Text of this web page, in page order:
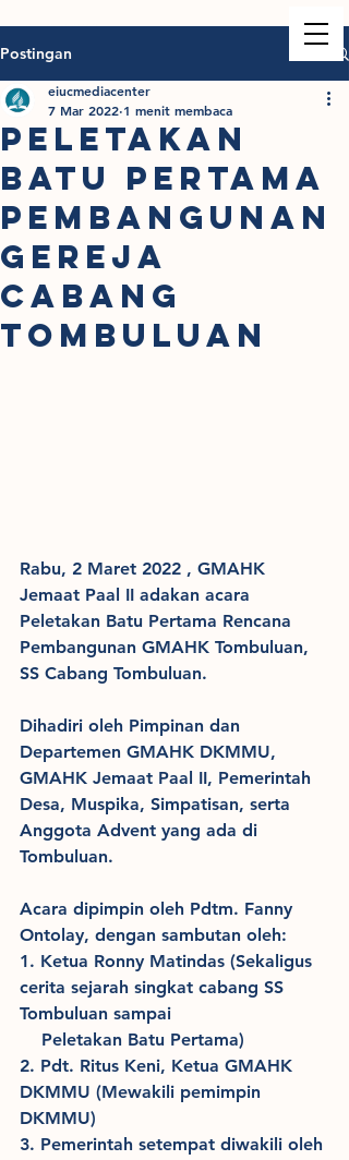
Postingan
Peletakan
Batu Pertama
Pembangunan
Gereja
cabang
Tombuluan
eiucmediacenter
7 Mar 2022 1 menit membaca
Rabu, 2 Maret 2022 , GMAHK
Jemaat Paal II adakan acara
Peletakan Batu Pertama Rencana
Pembangunan GMAHK Tombuluan,
SS Cabang Tombuluan.
Dihadiri oleh Pimpinan dan
Departemen GMAHK DKMMU,
GMAHK Jemaat Paal II, Pemerintah
Desa, Muspika, Simpatisan, serta
Anggota Advent yang ada di
Tombuluan.
Acara dipimpin oleh Pdtm. Fanny
Ontolay, dengan sambutan oleh:
1. Ketua Ronny Matindas (Sekaligus
cerita sejarah singkat cabang SS
Tombuluan sampai
    Peletakan Batu Pertama)
2. Pdt. Ritus Keni, Ketua GMAHK
DKMMU (Mewakili pemimpin
DKMMU)
3. Pemerintah setempat diwakili oleh